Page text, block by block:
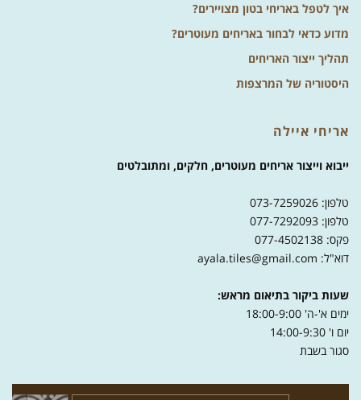
איך לטפל באריחי בטון מצויירים?
מדוע כדאי לבחור באריחים מעוטרים?
תהליך ייצור האריחים
היסטוריה של המרצפות
אריחי איילה
ייבוא וייצור אריחים מעוטרים, חלקים, ומתובלטים
טלפון: 073-7259026
טלפון: 077-7292093
פקס: 077-4502138
דוא"ל: ayala.tiles@gmail.com
שעות ביקור בתיאום מראש:
ימים א'-ה' 18:00-9:00
יום ו' 14:00-9:30
סגור בשבת